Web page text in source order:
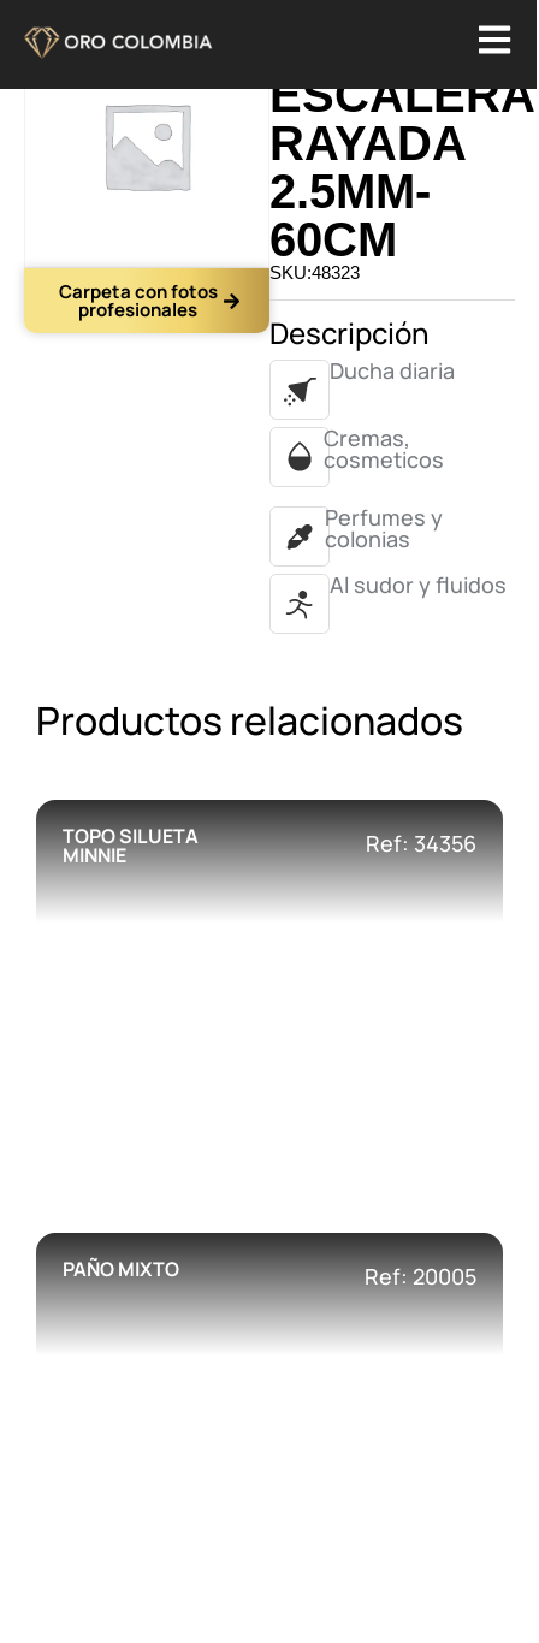
Carpeta con fotos
profesionales
ESCALERA
RAYADA
2.5MM-
60CM
SKU:48323
Descripción
Ducha diaria
Cremas,
cosmeticos
Perfumes y
colonias
Al sudor y fluidos
Productos relacionados
TOPO SILUETA
MINNIE Ref: 34356
PAÑO MIXTO Ref: 20005